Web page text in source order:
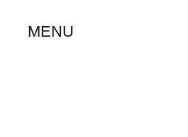
MENU